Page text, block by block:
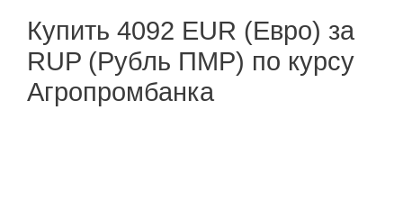
Купить 4092 EUR (Евро) за
RUP (Рубль ПМР) по курсу
Агропромбанка